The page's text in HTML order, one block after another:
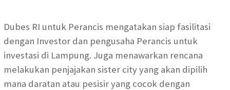
Dubes RI untuk Perancis mengatakan siap fasilitasi
dengan Investor dan pengusaha Perancis untuk
investasi di Lampung. Juga menawarkan rencana
melakukan penjajakan sister city yang akan dipilih
mana daratan atau pesisir yang cocok dengan